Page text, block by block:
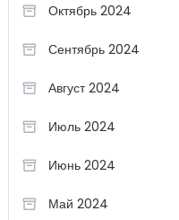
Октябрь 2024
Сентябрь 2024
Август 2024
Июль 2024
Июнь 2024
Май 2024